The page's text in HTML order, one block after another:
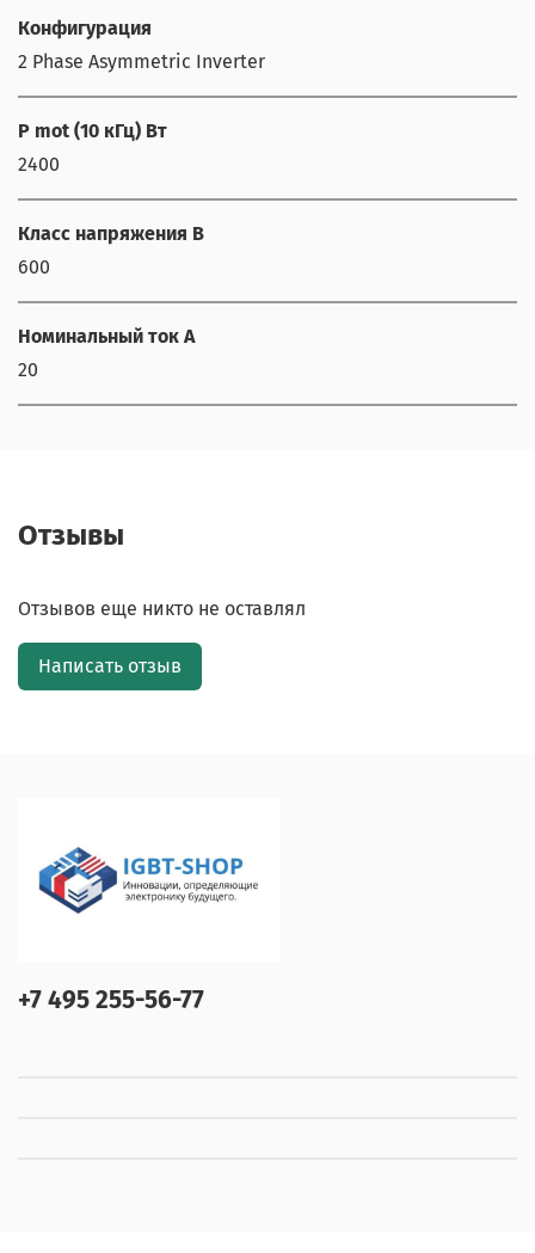
Конфигурация
2 Phase Asymmetric Inverter
P mot (10 кГц) Вт
2400
Класс напряжения В
600
Номинальный ток А
20
Отзывы
Отзывов еще никто не оставлял
Написать отзыв
+7 495 255-56-77